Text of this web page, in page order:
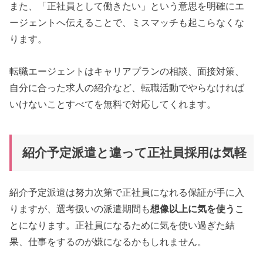
また、「正社員として働きたい」という意思を明確にエ
ージェントへ伝えることで、ミスマッチも起こらなくな
ります。
転職エージェントはキャリアプランの相談、面接対策、
自分に合った求人の紹介など、転職活動でやらなければ
いけないことすべてを無料で対応してくれます。
紹介予定派遣と違って正社員採用は気軽
紹介予定派遣は努力次第で正社員になれる保証が手に入
りますが、選考扱いの派遣期間も想像以上に気を使う こ
とになります。正社員になるために気を使い過ぎた結
果、仕事をするのが嫌になるかもしれません。